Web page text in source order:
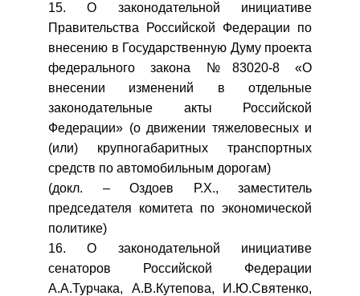
15. О законодательной инициативе
Правительства Российской Федерации по
внесению в Государственную Думу проекта
федерального закона №83020-8 «О
внесении изменений в отдельные
законодательные акты Российской
Федерации» (о движении тяжеловесных и
(или) крупногабаритных транспортных
средств по автомобильным дорогам)
(докл. – Оздоев Р.Х., заместитель
председателя комитета по экономической
политике)
16. О законодательной инициативе
сенаторов Российской Федерации
А.А.Турчака, А.В.Кутепова, И.Ю.Святенко,